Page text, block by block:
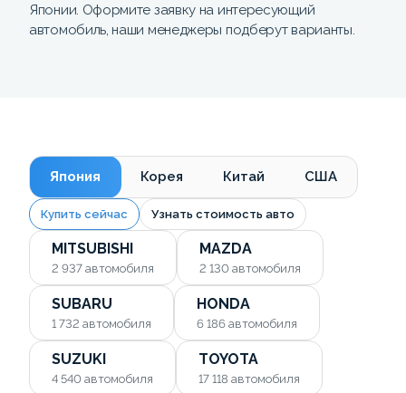
Японии. Оформите заявку на интересующий
автомобиль, наши менеджеры подберут варианты.
Япония Корея Китай США
Купить сейчас Узнать стоимость авто
MITSUBISHI
2 937 автомобиля
MAZDA
2 130 автомобиля
SUBARU
1 732 автомобиля
HONDA
6 186 автомобиля
SUZUKI
4 540 автомобиля
TOYOTA
17 118 автомобиля